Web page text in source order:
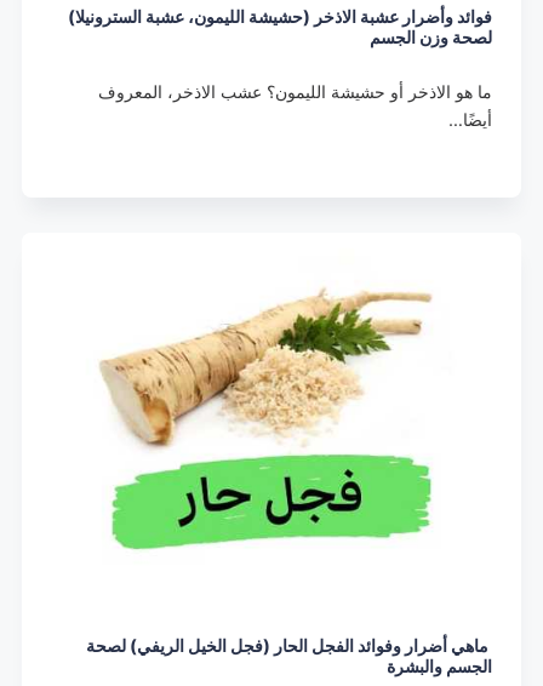
فوائد وأضرار عشبة الاذخر (حشيشة الليمون، عشبة السترونيلا)
لصحة وزن الجسم
ما هو الاذخر أو حشيشة الليمون؟ عشب الاذخر، المعروف
أيضًا…
ماهي أضرار وفوائد الفجل الحار (فجل الخيل الريفي) لصحة
الجسم والبشرة